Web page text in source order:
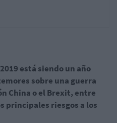
está siendo un año
sobre una guerra
China o el Brexit, entre
principales riesgos a los